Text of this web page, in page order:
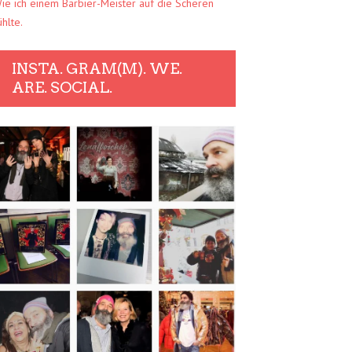
ich einem Barbier-Meister auf die Scheren
INSTA. GRAM(M). WE.
ARE. SOCIAL.